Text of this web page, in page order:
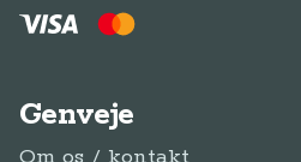
Genveje